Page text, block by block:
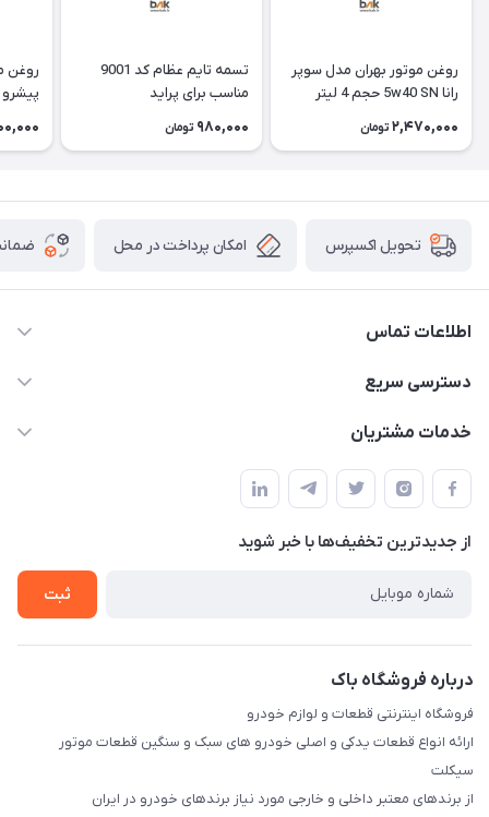
روغن موتور بهران مدل سوپر
رانا 5w40 SN حجم 4 لیتر
2,470,000 تومان
تسمه تایم عظام کد 9001
مناسب برای پراید
980,000 تومان
روغن
تحویل اکسپرس امکان پرداخت در محل
اطلاعات تماس
09021000855
دسترسی سریع
حساب کاربری
لیست محصولات
درباره ما
خدمات مشتریان
قوانین و مقررات
حریم خصوصی
راهنما
از جدید‌ترین تخفیف‌ها با‌ خبر شوید
ثبت
درباره فروشگاه باک
فروشگاه اینترنتی قطعات و لوازم خودرو
ارائه انواع قطعات یدکی و اصلی خودرو های سبک و سنگین قطعات موتور
سیکلت
از برندهای معتبر داخلی و خارجی مورد نیاز برندهای خودرو در ایران